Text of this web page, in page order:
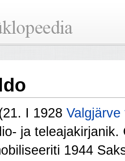
I 1928 Valgjärve
ja
1944